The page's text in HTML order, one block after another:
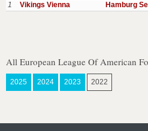
1
Vikings Vienna Hamburg
All European League Of American
2025 2024 2023 2022